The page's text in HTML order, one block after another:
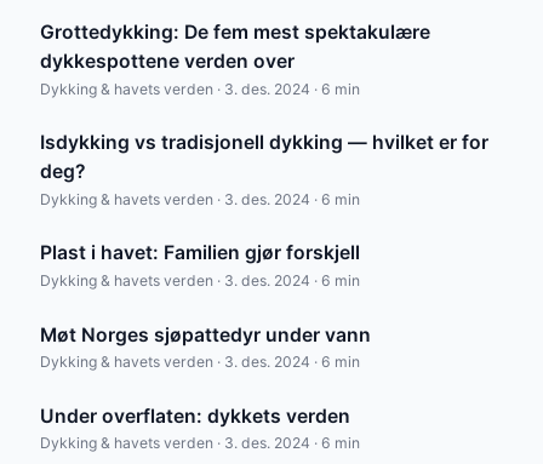
Grottedykking: De fem mest spektakulære
dykkespottene verden over
Dykking & havets verden · 3. des. 2024 · 6 min
Isdykking vs tradisjonell dykking — hvilket er for
deg?
Dykking & havets verden · 3. des. 2024 · 6 min
Plast i havet: Familien gjør forskjell
Dykking & havets verden · 3. des. 2024 · 6 min
Møt Norges sjøpattedyr under vann
Dykking & havets verden · 3. des. 2024 · 6 min
Under overflaten: dykkets verden
Dykking & havets verden · 3. des. 2024 · 6 min